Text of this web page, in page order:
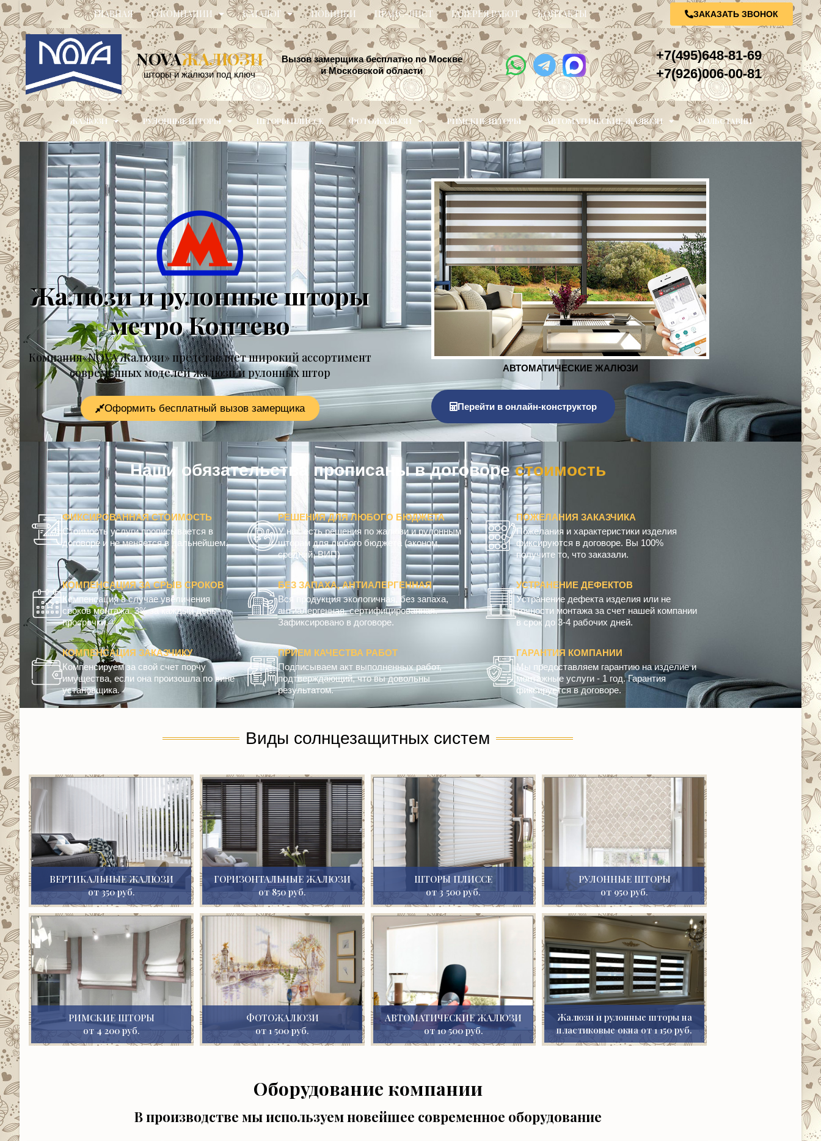
ГЛАВНАЯ О КОМПАНИИ КАТАЛОГ НОВИНКИ ПРАЙС-ЛИСТ ГАЛЕРЕЯ РАБОТ КОНТАКТЫ ЗАКАЗАТЬ ЗВОНОК
NOVAЖАЛЮЗИ
шторы и жалюзи под ключ
Вызов замерщика бесплатно по Москве
и Московской области
+7(495)648-81-69
+7(926)006-00-81
ЖАЛЮЗИ РУЛОННЫЕ ШТОРЫ ШТОРЫ ПЛИССЕ ФОТОЖАЛЮЗИ РИМСКИЕ ШТОРЫ АВТОМАТИЧЕСКИЕ ЖАЛЮЗИ РОЛЬСТАВНИ
Жалюзи и рулонные шторы
метро Коптево
Компания«NOVA Жалюзи» представляет широкий ассортимент
современных моделей жалюзи и рулонных штор
Оформить бесплатный вызов замерщика
ЖАЛЮЗИ
Перейти в онлайн-конструктор
Наши обязательства прописаны в договоре компенсац
ФИКСИРОВАННАЯ СТОИМОСТЬ
Стоимость услуги прописывается в
договоре и не меняется в дальнейшем.
РЕШЕНИЯ ДЛЯ ЛЮБОГО БЮДЖЕТА
У нас есть решения по жалюзи и рулонным
шторам для любого бюджета (эконом,
средний, ВИП)
ПОЖЕЛАНИЯ ЗАКАЗЧИКА
Пожелания и характеристики изделия
фиксируются в договоре. Вы 100%
получите то, что заказали.
КОМПЕНСАЦИЯ ЗА СРЫВ СРОКОВ
Компенсация в случае увеличения
сроков монтажа. 3% за каждый день
просрочки.
БЕЗ ЗАПАХА, АНТИАЛЕРГЕННАЯ
Вся продукция экологичная, без запаха,
антиалергенная, сертифицированная.
Зафиксировано в договоре.
УСТРАНЕНИЕ ДЕФЕКТОВ
Устранение дефекта изделия или не
точности монтажа за счет нашей компании
в срок до 3-4 рабочих дней.
КОМПЕНСАЦИЯ ЗАКАЗЧИКУ
Компенсируем за свой счет порчу
имущества, если она произошла по вине
установщика.
ПРИЕМ КАЧЕСТВА РАБОТ
Подписываем акт выполненных работ,
подтверждающий, что вы довольны
результатом.
ГАРАНТИЯ КОМПАНИИ
Мы предоставляем гарантию на изделие и
монтажные услуги - 1 год. Гарантия
фиксируется в договоре.
Виды солнцезащитных систем
ВЕРТИКАЛЬНЫЕ ЖАЛЮЗИ
от 350 руб.
ГОРИЗОНТАЛЬНЫЕ ЖАЛЮЗИ
от 850 руб.
ШТОРЫ ПЛИССЕ
от 3 500 руб.
РУЛОННЫЕ ШТОРЫ
от 950 руб.
РИМСКИЕ ШТОРЫ
от 4 200 руб.
ФОТОЖАЛЮЗИ
от 1 500 руб.
АВТОМАТИЧЕСКИЕ ЖАЛЮЗИ
от 10 500 руб.
Жалюзи и рулонные шторы на
пластиковые окна от 1 150 руб.
Оборудование компании
В производстве мы используем новейшее современное оборудование